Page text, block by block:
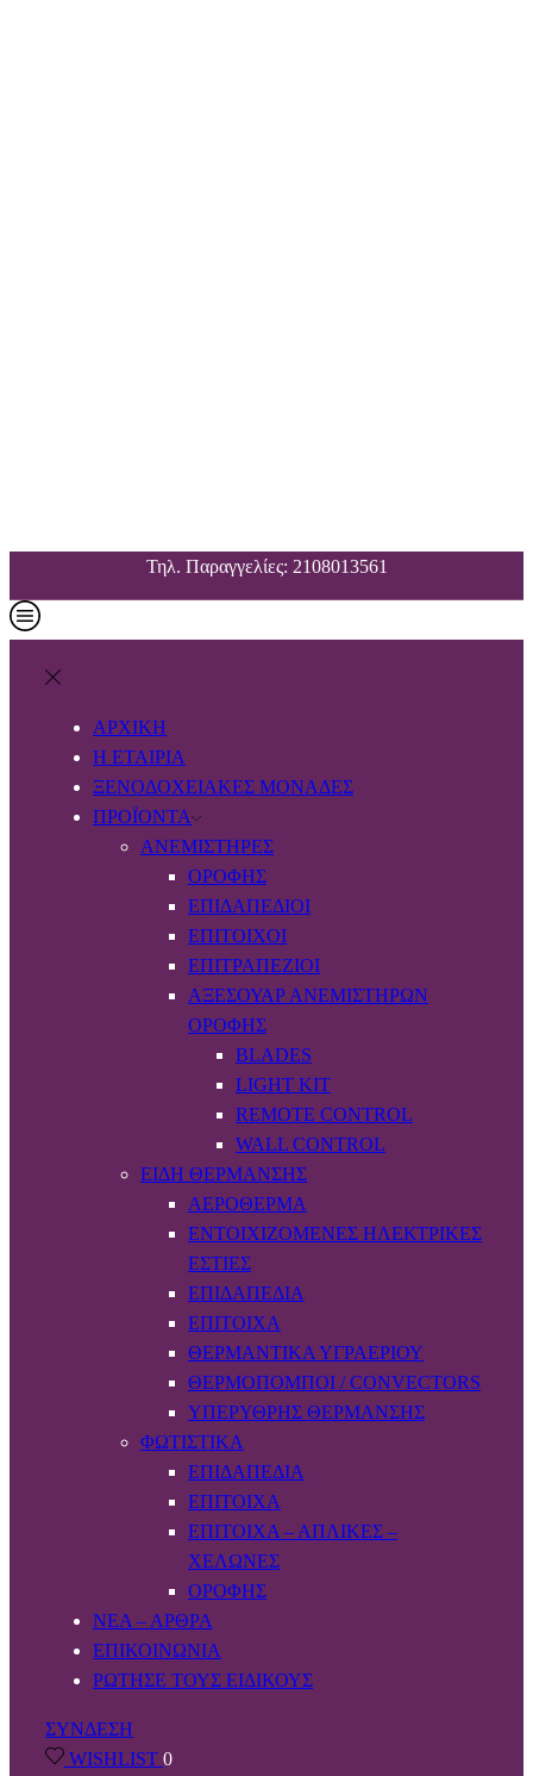
Τηλ. Παραγγελίες: 2108013561
ΑΡΧΙΚΗ
Η ΕΤΑΙΡΙΑ
ΞΕΝΟΔΟΧΕΙΑΚΕΣ ΜΟΝΑΔΕΣ
ΠΡΟΪΟΝΤΑ
ΑΝΕΜΙΣΤΉΡΕΣ
ΟΡΟΦΉΣ
ΕΠΙΔΑΠΈΔΙΟΙ
ΕΠΊΤΟΙΧΟΙ
ΕΠΙΤΡΑΠΈΖΙΟΙ
ΑΞΕΣΟΥΆΡ ΑΝΕΜΙΣΤΉΡΩΝ
ΟΡΟΦΉΣ
BLADES
LIGHT KIT
REMOTE CONTROL
WALL CONTROL
ΕΊΔΗ ΘΈΡΜΑΝΣΗΣ
ΑΕΡΌΘΕΡΜΑ
ΕΝΤΟΙΧΙΖΌΜΕΝΕΣ ΗΛΕΚΤΡΙΚΈΣ
ΕΣΤΊΕΣ
ΕΠΙΔΑΠΈΔΙΑ
ΕΠΊΤΟΙΧΑ
ΘΕΡΜΑΝΤΙΚΆ ΥΓΡΑΕΡΊΟΥ
ΘΕΡΜΟΠΟΜΠΟΊ / CONVECTORS
ΥΠΈΡΥΘΡΗΣ ΘΈΡΜΑΝΣΗΣ
ΦΩΤΙΣΤΙΚΆ
ΕΠΙΔΑΠΈΔΙΑ
ΕΠΊΤΟΙΧΑ
ΕΠΊΤΟΙΧΑ – ΑΠΛΊΚΕΣ –
ΧΕΛΏΝΕΣ
ΟΡΟΦΉΣ
ΝΕΑ – ΑΡΘΡΑ
ΕΠΙΚΟΙΝΩΝΙΑ
ΡΩΤΗΣΕ ΤΟΥΣ ΕΙΔΙΚΟΥΣ
ΣΥΝΔΕΣΗ
WISHLIST 0